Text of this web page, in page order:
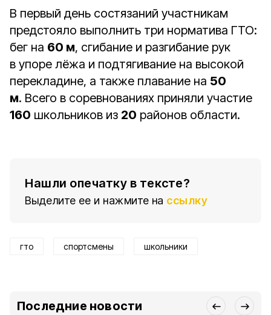
В первый день состязаний участникам
предстояло выполнить три норматива ГТО:
бег на 60 м, сгибание и разгибание рук
в упоре лёжа и подтягивание на высокой
перекладине, а также плавание на 50
м. Всего в соревнованиях приняли участие
160 школьников из 20 районов области.
Нашли опечатку в тексте?
Выделите ее и нажмите на ссылку
гто спортсмены школьники
Последние новости